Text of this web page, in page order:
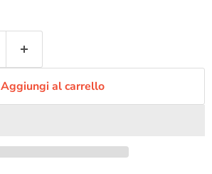
Aggiungi al carrello